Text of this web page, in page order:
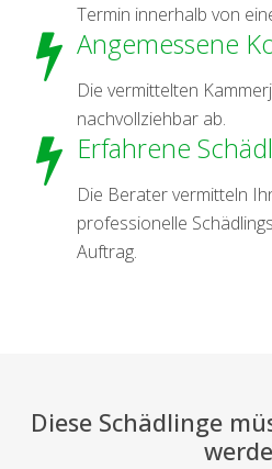
Termin innerhalb von
Angemessene
Die vermittelten
nachvollziehbar ab.
Erfahrene
Die Berater vermitteln
professionelle
Auftrag.
Diese Schädlinge